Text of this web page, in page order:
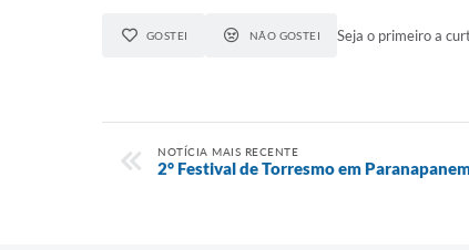
GOSTEI NÃO GOSTEI Seja o primeiro a
NOTÍCIA MAIS RECENTE
2° Festival de Torresmo em